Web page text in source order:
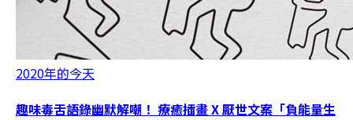
2020年的今天
趣味毒舌語錄幽默解嘲！ 療癒插畫 X 厭世文案「負能量生